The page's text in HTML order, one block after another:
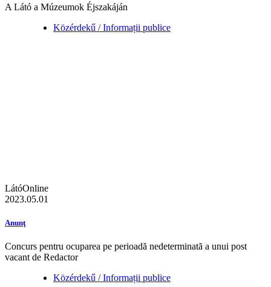
A Látó a Múzeumok Éjszakáján
Közérdekű / Informații publice
LátóOnline
2023.05.01
Anunţ
Concurs pentru ocuparea pe perioadă nedeterminată a unui post
vacant de Redactor
Közérdekű / Informații publice